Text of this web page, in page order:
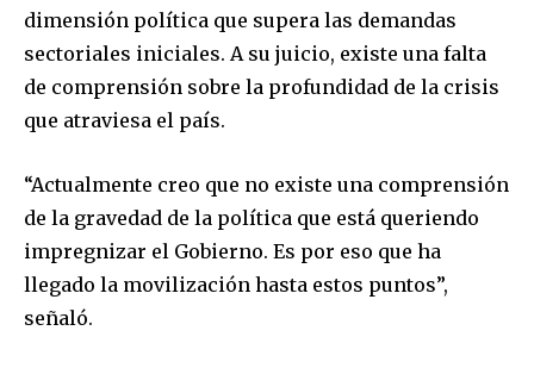
dimensión política que supera las demandas
sectoriales iniciales. A su juicio, existe una falta
de comprensión sobre la profundidad de la crisis
que atraviesa el país.
“Actualmente creo que no existe una comprensión
de la gravedad de la política que está queriendo
impregnizar el Gobierno. Es por eso que ha
llegado la movilización hasta estos puntos”,
señaló.